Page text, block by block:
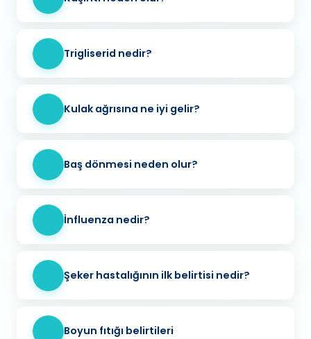
Trigliserid nedir?
Kulak ağrısına ne iyi gelir?
Baş dönmesi neden olur?
İnfluenza nedir?
Şeker hastalığının ilk belirtisi nedir?
Boyun fıtığı belirtileri